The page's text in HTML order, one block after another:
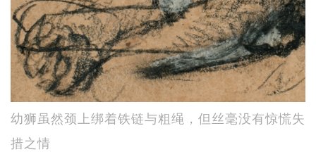
幼狮虽然颈上绑着铁链与粗绳，但丝毫没有惊慌失
措之情